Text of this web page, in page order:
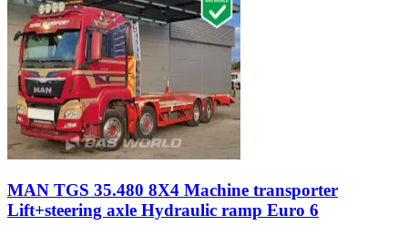
MAN TGS 35.480 8X4 Machine transporter
Lift+steering axle Hydraulic ramp Euro 6